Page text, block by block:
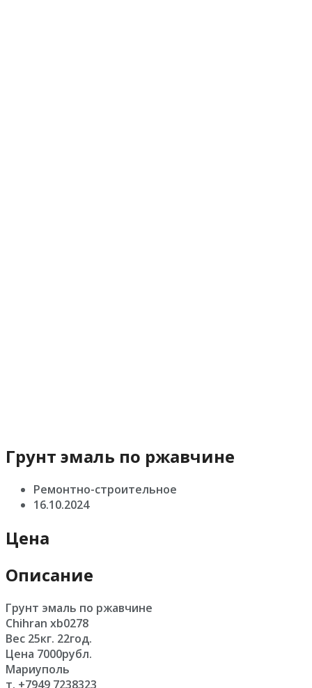
Грунт эмаль по ржавчине
Ремонтно-строительное
16.10.2024
Цена
Описание
Грунт эмаль по ржавчине
Chihran xb0278
Вес 25кг. 22год.
Цена 7000рубл.
Мариуполь
т. +7949 7238323